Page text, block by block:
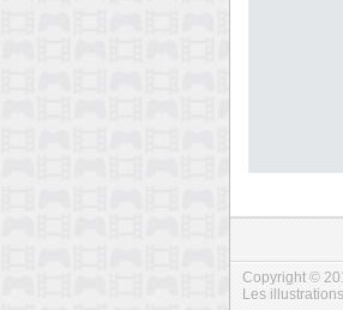
Copyright ©
Les